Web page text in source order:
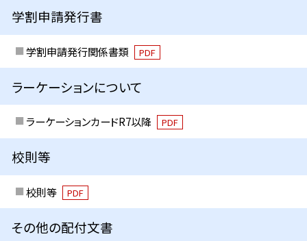
学割申請発行書
学割申請発行関係書類 PDF
ラーケーションについて
ラーケーションカードR7以降 PDF
校則等
校則等 PDF
その他の配付文書